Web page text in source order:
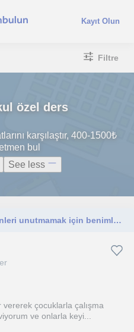
Kayıt Olun
Filtre
özel ders
karşılaştır, 400-1500₺
bul
See less
Eğlenerek öğrenmek, öğrenilenleri unutmamak için benimle iletişime geçin🌷
çocuklarla çalışma
ve onlarla keyi...